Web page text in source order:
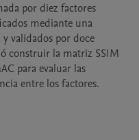
por diez factores
mediante una
validados por doce
construir la matriz SSIM
para evaluar las
entre los factores.